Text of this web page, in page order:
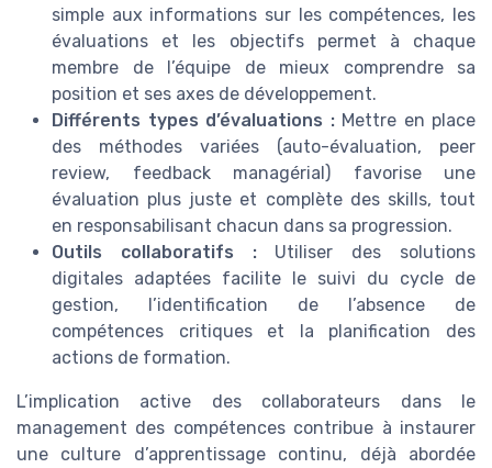
simple aux informations sur les compétences, les
évaluations et les objectifs permet à chaque
membre de l’équipe de mieux comprendre sa
position et ses axes de développement.
Différents types d’évaluations :Mettre en place
des méthodes variées (auto-évaluation, peer
review, feedback managérial) favorise une
évaluation plus juste et complète des skills, tout
en responsabilisant chacun dans sa progression.
Outils collaboratifs :Utiliser des solutions
digitales adaptées facilite le suivi du cycle de
gestion, l’identification de l’absence de
compétences critiques et la planification des
actions de formation.
L’implication active des collaborateurs dans le
management des compétences contribue à instaurer
une culture d’apprentissage continu, déjà abordée